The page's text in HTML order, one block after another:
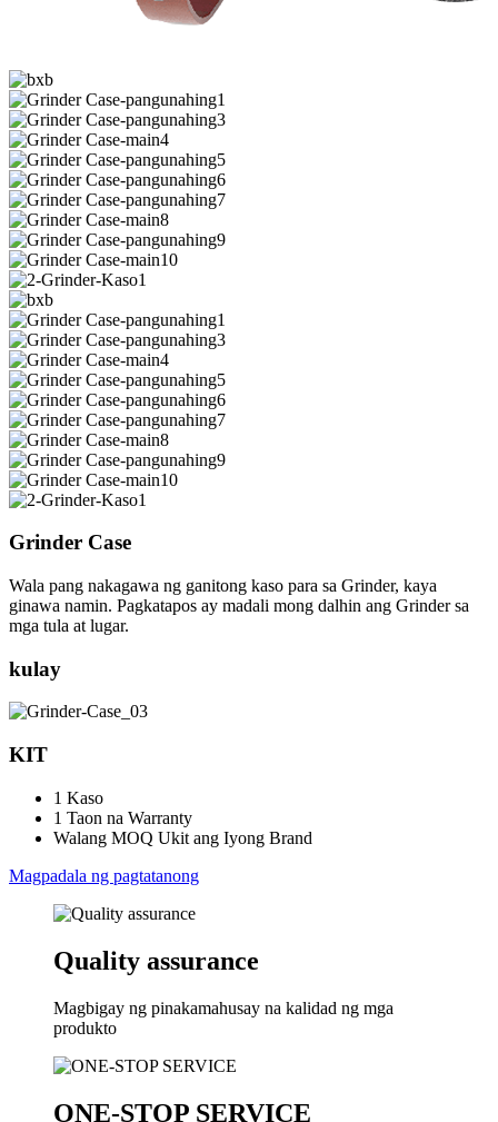
Grinder Case
Wala pang nakagawa ng ganitong kaso para sa Grinder, kaya
ginawa namin. Pagkatapos ay madali mong dalhin ang Grinder sa
mga tula at lugar.
kulay
KIT
1 Kaso
1 Taon na Warranty
Walang MOQ Ukit ang Iyong Brand
Magpadala ng pagtatanong
Quality assurance
Magbigay ng pinakamahusay na kalidad ng mga
produkto
ONE-STOP SERVICE